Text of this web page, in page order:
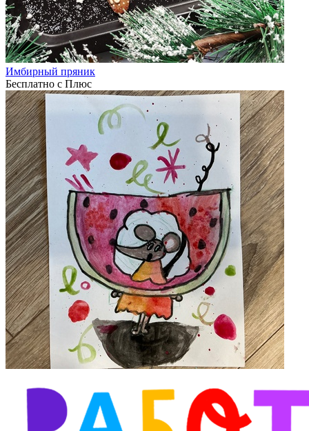
Имбирный пряник
Бесплатно с Плюс